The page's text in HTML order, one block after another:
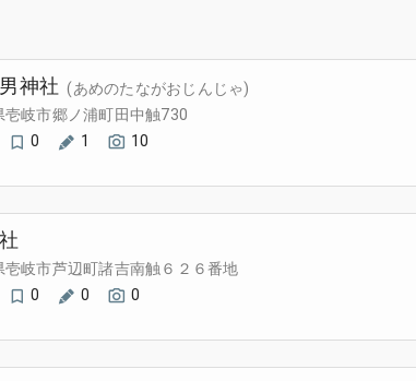
神社 (あめのたながおじんじゃ)
壱岐市郷ノ浦町田中触730
0 1 10
壱岐市芦辺町諸吉南触６２６番地
0 0 0